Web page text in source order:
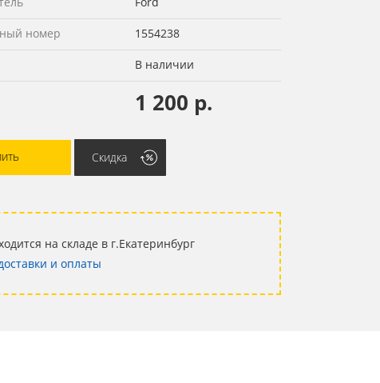
номер 1554238
В наличии
1 200 р.
Скидка
на складе в г.Екатеринбург
и оплаты